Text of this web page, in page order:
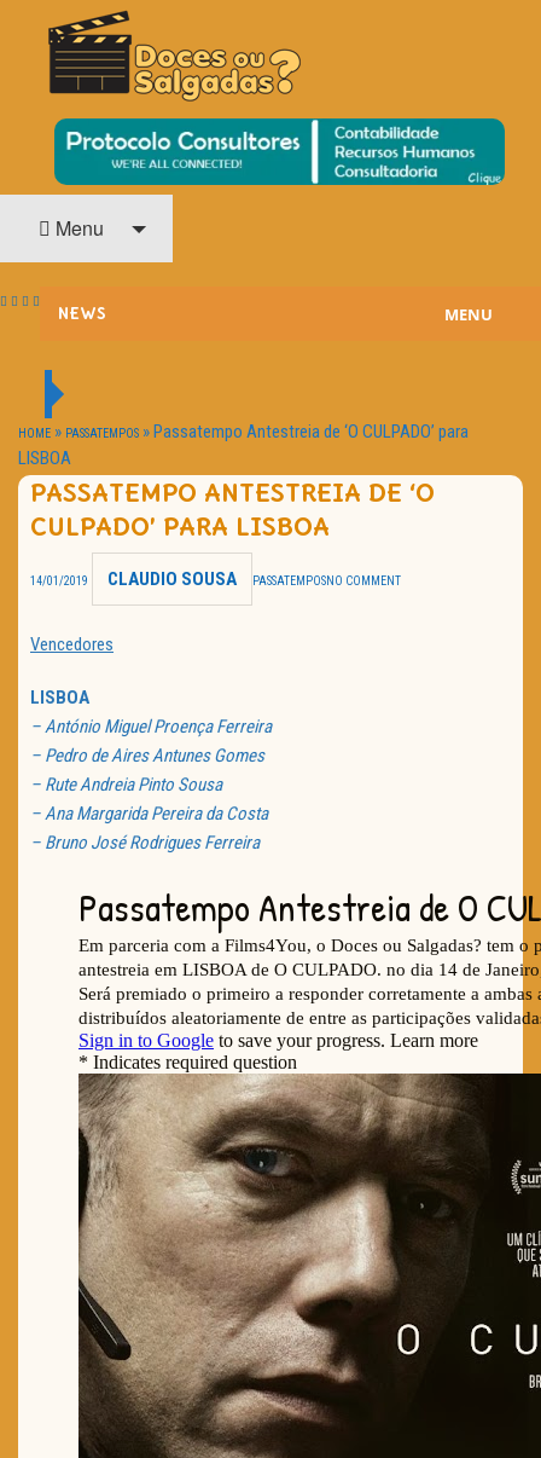
DOCES OU SALGADAS?
O Cinema? Uma Paixão!!
Menu
NEWS
HOME CINEMA
NOTA PESSOAL
TRAILER DO DIA
MENU
HOME » PASSATEMPOS »Passatempo Antestreia de ‘O CULPADO’ para
LISBOA
PASSATEMPO ANTESTREIA DE ‘O
CULPADO’ PARA LISBOA
14/01/2019 CLAUDIO SOUSA PASSATEMPOSNO COMMENT
Vencedores
LISBOA
– António Miguel Proença Ferreira
– Pedro de Aires Antunes Gomes
– Rute Andreia Pinto Sousa
– Ana Margarida Pereira da Costa
– Bruno José Rodrigues Ferreira